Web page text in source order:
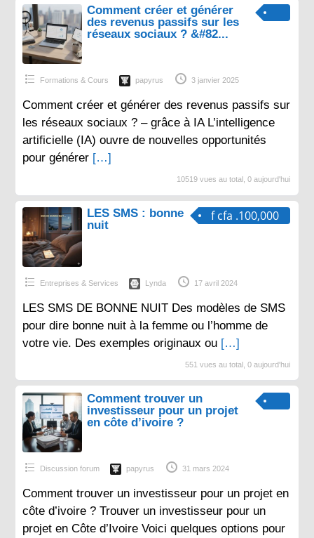
Comment créer et générer
des revenus passifs sur les
réseaux sociaux ? &#82...
Formations & Cours papyrus 3 janvier 2025
Comment créer et générer des revenus passifs sur
les réseaux sociaux ? – grâce à IA L’intelligence
artificielle (IA) ouvre de nouvelles opportunités
pour générer […]
10519 vues au total, 0 aujourd'hui
f cfa .100,000
LES SMS : bonne
nuit
Entreprises & Services Lynda 17 avril 2024
LES SMS DE BONNE NUIT Des modèles de SMS
pour dire bonne nuit à la femme ou l’homme de
votre vie. Des exemples originaux ou […]
551 vues au total, 0 aujourd'hui
Comment trouver un
investisseur pour un projet
en côte d’ivoire ?
Discussion forum papyrus 31 mars 2024
Comment trouver un investisseur pour un projet en
côte d’ivoire ? Trouver un investisseur pour un
projet en Côte d’Ivoire Voici quelques options pour